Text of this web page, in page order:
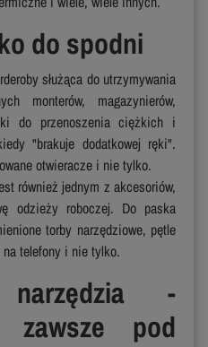
do spodni
służąca do utrzymywania
monterów, magazynierów,
do przenoszenia ciężkich i
"brakuje dodatkowej ręki".
otwieracze i nie tylko.
również jednym z akcesoriów,
odzieży roboczej. Do paska
torby narzędziowe, pętle
telefony i nie tylko.
-
zawsze pod